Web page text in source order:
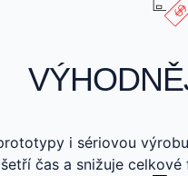
i sériovou
šetří čas a snižuje celkové